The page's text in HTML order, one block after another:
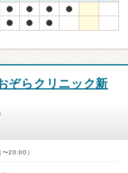
ぞらクリニック新
〜20:00）